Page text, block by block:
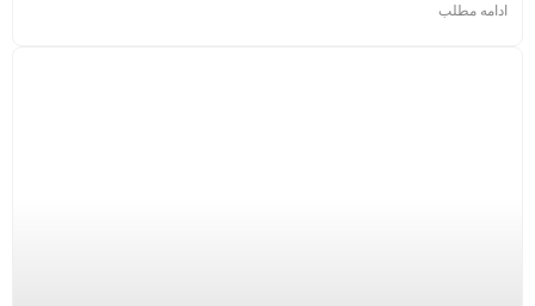
ادامه مطلب